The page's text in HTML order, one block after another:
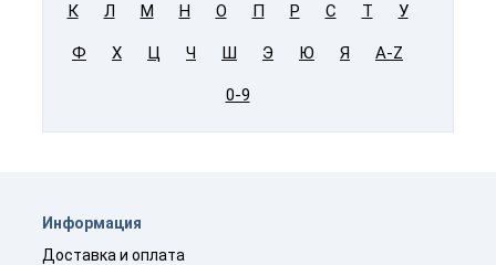
К Л М Н О П Р С Т У
Ф Х Ц Ч Ш Э Ю Я A-Z
0-9
Информация
Доставка и оплата